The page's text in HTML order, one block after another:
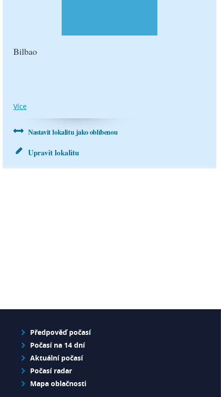
Bilbao
Více
Nastavit lokalitu jako oblíbenou
Upravit lokalitu
Předpověď počasí
Počasí na 14 dní
Aktuální počasí
Počasí radar
Mapa oblačnosti